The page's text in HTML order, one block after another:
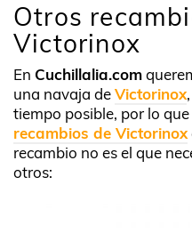
Otros
Victorinox
En Cuchillalia.com
una navaja deVictorinox
tiempo posible, por lo
recambios de Victorinox
recambio no es el que
otros: